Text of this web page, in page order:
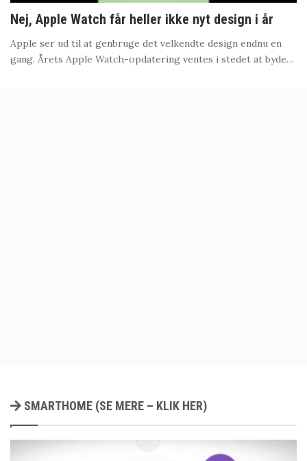
Nej, Apple Watch får heller ikke nyt design i år
Apple ser ud til at genbruge det velkendte design endnu en
gang. Årets Apple Watch-opdatering ventes i stedet at byde…
SMARTHOME (SE MERE – KLIK HER)